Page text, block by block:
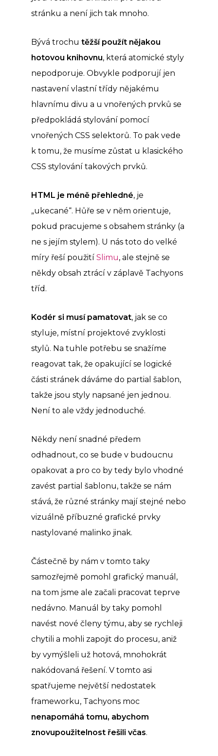
stránku a není jich tak mnoho.
Bývá trochu těžší použít nějakou
hotovou knihovnu, která atomické styly
nepodporuje. Obvykle podporují jen
nastavení vlastní třídy nějakému
hlavnímu divu a u vnořených prvků se
předpokládá stylování pomocí
vnořených CSS selektorů. To pak vede
k tomu, že musíme zůstat u klasického
CSS stylování takových prvků.
HTML je méně přehledné, je
„ukecané“. Hůře se v něm orientuje,
pokud pracujeme s obsahem stránky (a
ne s jejím stylem). U nás toto do velké
míry řeší použití Slimu, ale stejně se
někdy obsah ztrácí v záplavě Tachyons
tříd.
Kodér si musí pamatovat, jak se co
styluje, místní projektové zvyklosti
stylů. Na tuhle potřebu se snažíme
reagovat tak, že opakující se logické
části stránek dáváme do partial šablon,
takže jsou styly napsané jen jednou.
Není to ale vždy jednoduché.
Někdy není snadné předem
odhadnout, co se bude v budoucnu
opakovat a pro co by tedy bylo vhodné
zavést partial šablonu, takže se nám
stává, že různé stránky mají stejné nebo
vizuálně příbuzné grafické prvky
nastylované malinko jinak.
Částečně by nám v tomto taky
samozřejmě pomohl grafický manuál,
na tom jsme ale začali pracovat teprve
nedávno. Manuál by taky pomohl
navést nové členy týmu, aby se rychleji
chytili a mohli zapojit do procesu, aniž
by vymýšleli už hotová, mnohokrát
nakódovaná řešení. V tomto asi
spatřujeme největší nedostatek
frameworku, Tachyons moc
nenapomáhá tomu, abychom
znovupoužitelnost řešili včas.